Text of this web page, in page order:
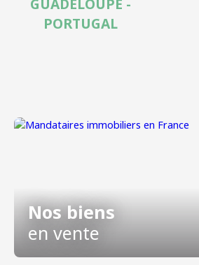
GUADELOUPE -
PORTUGAL
Nos biens
en vente